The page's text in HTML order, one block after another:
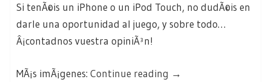
Si tenÃ©is un iPhone o un iPod Touch, no dudÃ©is en
darle una oportunidad al juego, y sobre todo…
Â¡contadnos vuestra opiniÃ³n!
MÃ¡s imÃ¡genes: Continue reading «Bopple,
→